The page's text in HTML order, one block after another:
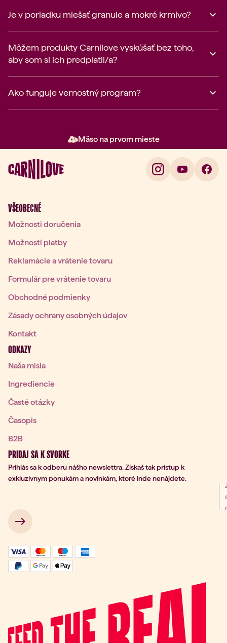
Je v poriadku miešať granule a mokré krmivo?
Môžem produkty Carnilove vyskúšať bez toho,
aby som si ich predplatil/a?
Ako funguje vernostný program?
Mäso na prvom mieste
Položka 2 z 3: Mäso na prvom
VŠEOBECNÉ
Možnosti doručenia
Možnosti platby
Reklamácie a vrátenie tovaru
Formulár pre vrátenie tovaru
Obchodné podmienky
Zásady ochrany osobných údajov
Kontakt
ODKAZY
Naša misia
Ingrediencie
Časté otázky
Časopis
B2B
PRIDAJ SA K SVORKE
Prihlás sa k odberu nášho newslettra. Získaš tak prístup k
exkluzívnym ponukám a novinkám, ktoré inde nenájdete.
na odber
→